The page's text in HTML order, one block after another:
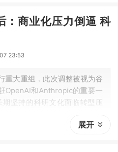
：商业化压力倒逼 科
23:53
大重组，此次调整被视为谷
OpenAI和Anthropic的重要一
坚持的科研文化面临转型压
改变，甚至已有员工接触竞
展开